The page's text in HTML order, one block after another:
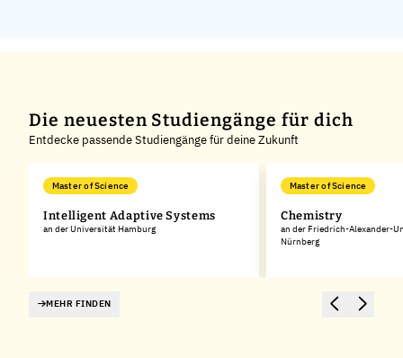
Die neuesten Studiengänge für dich
Entdecke passende Studiengänge für deine Zukunft
Master of Science
Intelligent Adaptive Systems
an der Universität Hamburg
Master of Science
Chemistry
an der Friedrich-Alexander-
Nürnberg
MEHR FINDEN